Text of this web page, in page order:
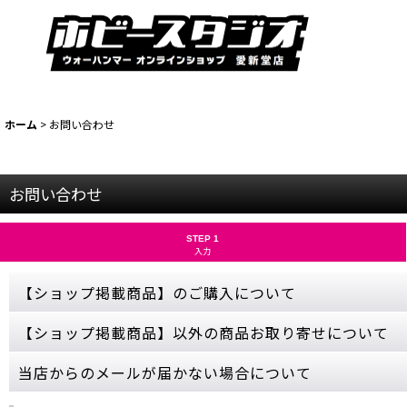
ホーム > お問い合わせ
お問い合わせ
STEP 1
入力
【ショップ掲載商品】のご購入について
お問い合わせから【ショップ掲載商品】のご注文は承っておりません。
ご購入希望の商品をカートに入れ、ご購入手続きを完了させてくださ
売切れにつきカートボタンが押せない商品につきましては、誠に申
【ショップ掲載商品】以外の商品お取り寄せについて
当ショップに掲載されていない商品でも、お取り寄せ可能な商品もご
ゲームズワークショップの公式サイトをご参照いただき、商品名・
お取り寄せはメーカーの在庫状況次第となるため、お問い合わせを
当店からのメールが届かない場合について
ご購入やお問い合わせから数日経っても当店からの連絡が無い場合